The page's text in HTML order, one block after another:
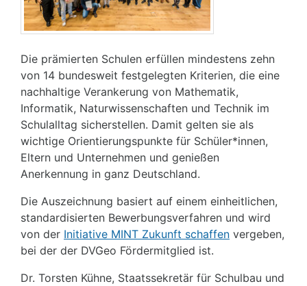
Die prämierten Schulen erfüllen mindestens zehn
von 14 bundesweit festgelegten Kriterien, die eine
nachhaltige Verankerung von Mathematik,
Informatik, Naturwissenschaften und Technik im
Schulalltag sicherstellen. Damit gelten sie als
wichtige Orientierungspunkte für Schüler*innen,
Eltern und Unternehmen und genießen
Anerkennung in ganz Deutschland.
Die Auszeichnung basiert auf einem einheitlichen,
standardisierten Bewerbungsverfahren und wird
von der Initiative MINT Zukunft schaffen vergeben,
bei der der DVGeo Fördermitglied ist.
Dr. Torsten Kühne, Staatssekretär für Schulbau und